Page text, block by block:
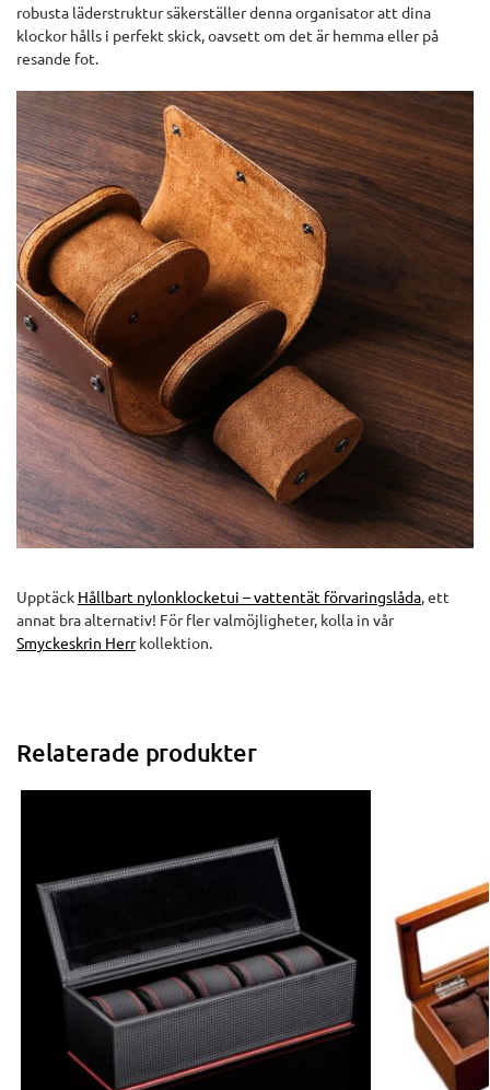
robusta läderstruktur säkerställer denna organisator att dina
klockor hålls i perfekt skick, oavsett om det är hemma eller på
resande fot.
Upptäck Hållbart nylonklocketui – vattentät förvaringslåda, ett
annat bra alternativ! För fler valmöjligheter, kolla in vår
Smyckeskrin Herrkollektion.
Relaterade produkter